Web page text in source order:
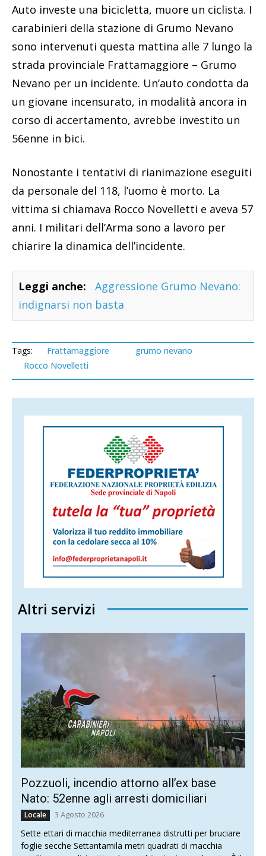
Auto investe una bicicletta, muore un ciclista. I
carabinieri della stazione di Grumo Nevano
sono intervenuti questa mattina alle 7 lungo la
strada provinciale Frattamaggiore – Grumo
Nevano per un incidente. Un’auto condotta da
un giovane incensurato, in modalità ancora in
corso di accertamento, avrebbe investito un
56enne in bici.
Nonostante i tentativi di rianimazione eseguiti
da personale del 118, l’uomo è morto. La
vittima si chiamava Rocco Novelletti e aveva 57
anni. I militari dell’Arma sono a lavoro per
chiarire la dinamica dell’incidente.
Leggi anche:
Aggressione Grumo Nevano:
indignarsi non basta
Tags: Frattamaggiore
grumo nevano
Rocco Novelletti
Altri servizi
Pozzuoli, incendio attorno all’ex base
Nato: 52enne agli arresti domiciliari
Locale 3 Agosto 2026
Sette ettari di macchia mediterranea distrutti per bruciare
foglie secche Settantamila metri quadrati di macchia